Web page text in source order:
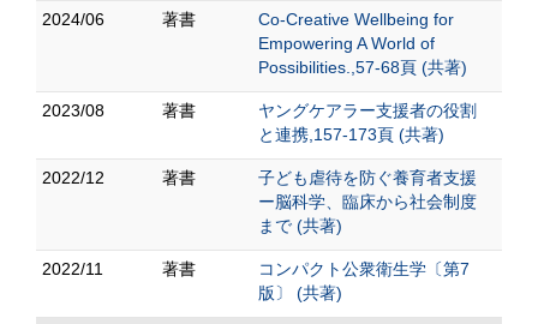
2024/06 著書
Co-Creative Wellbeing for
Empowering A World of
Possibilities.,57-68頁 (共著)
2023/08 著書
ヤングケアラー支援者の役割
と連携,157-173頁 (共著)
2022/12 著書
子ども虐待を防ぐ養育者支援
ー脳科学、臨床から社会制度
まで (共著)
2022/11 著書
コンパクト公衆衛生学〔第7
版〕 (共著)